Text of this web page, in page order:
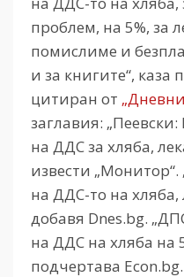
проблем, на 5%, за
помислиме и
и за книгите“,
цитиран от
заглавия:
на ДДС за хляба,
извести
на ДДС-то на хляба,
добавя Dnes.bg.
на ДДС на хляба на
подчертава Econ.bg.